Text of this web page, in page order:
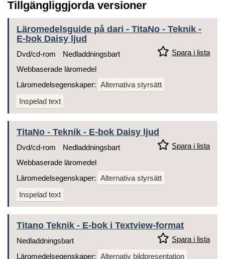
Tillgängliggjorda versioner
Läromedelsguide på dari - TitaNo - Teknik -
E-bok Daisy ljud
Spara i lista
Dvd/cd-rom
Nedladdningsbart
Webbaserade läromedel
Läromedelsegenskaper: Alternativa styrsätt
Inspelad text
TitaNo - Teknik - E-bok Daisy ljud
Spara i lista
Dvd/cd-rom
Nedladdningsbart
Webbaserade läromedel
Läromedelsegenskaper: Alternativa styrsätt
Inspelad text
Titano Teknik - E-bok i Textview-format
Spara i lista
Nedladdningsbart
Läromedelsegenskaper: Alternativ bildpresentation